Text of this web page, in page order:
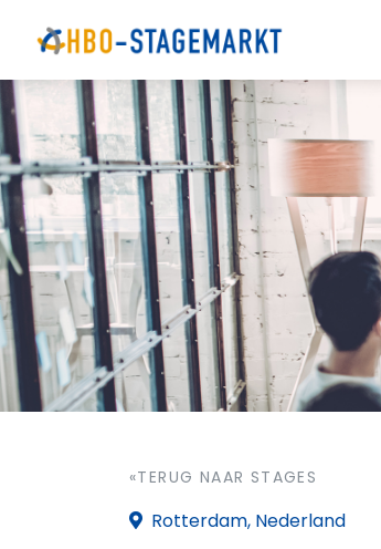
«TERUG NAAR STAGES
Rotterdam, Nederland